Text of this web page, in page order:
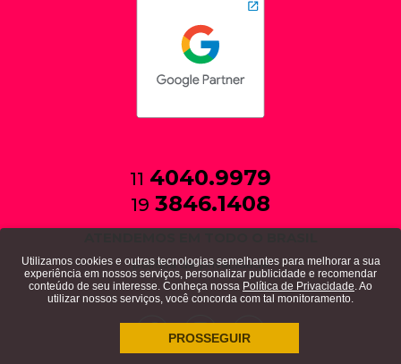
11 4040.9979
19 3846.1408
política de privacidade
Utilizamos cookies e outras tecnologias semelhantes para melhorar a sua
experiência em nossos serviços, personalizar publicidade e recomendar
conteúdo de seu interesse. Conheça nossa Política de Privacidade. Ao
utilizar nossos serviços, você concorda com tal monitoramento.
PROSSEGUIR